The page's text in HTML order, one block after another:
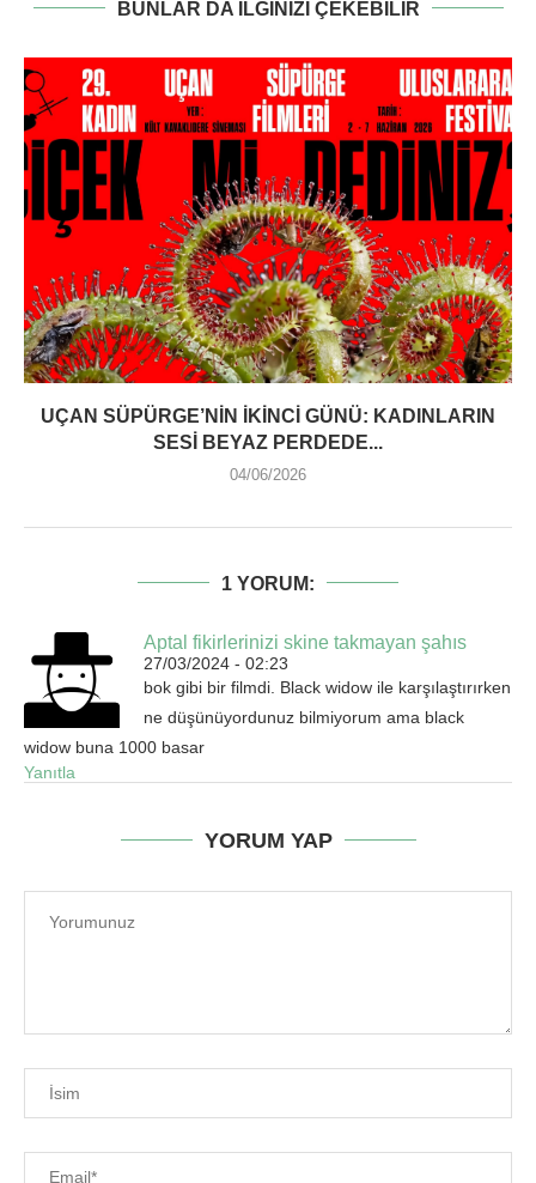
BUNLAR DA ILGINIZI ÇEKEBILIR
UÇAN SÜPÜRGE’NIN İKINCI GÜNÜ: KADINLARIN
SESI BEYAZ PERDEDE...
04/06/2026
1 YORUM:
Aptal fikirlerinizi skine takmayan şahıs
27/03/2024 - 02:23
bok gibi bir filmdi. Black widow ile karşılaştırırken
ne düşünüyordunuz bilmiyorum ama black
widow buna 1000 basar
Yanıtla
YORUM YAP